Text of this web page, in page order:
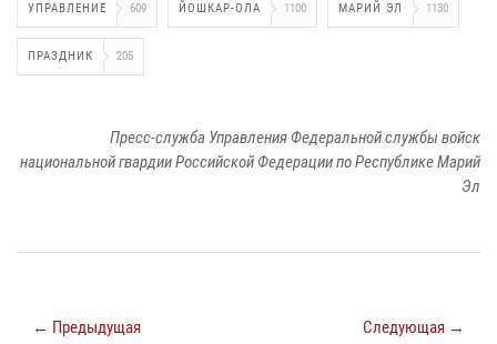
УПРАВЛЕНИЕ 609 ЙОШКАР-ОЛА 1100 МАРИЙ ЭЛ 1130
ПРАЗДНИК 205
Пресс-служба Управления Федеральной службы войск
национальной гвардии Российской Федерации по Республике Марий
Эл
← Предыдущая Следующая →